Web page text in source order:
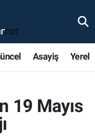
Asayiş Yerel
19 Mayıs